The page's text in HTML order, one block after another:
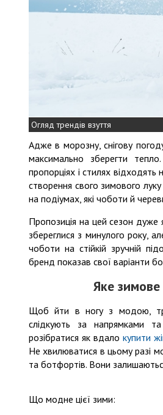
Огляд трендів взуття
Адже в морозну, снігову
максимально зберегти
пропорціях і стилях
створення свого зимового
на подіумах, які чоботи й
Пропозиція на цей сезон дуже
збереглися з минулого року,
чоботи на стійкій зручній
бренд показав свої варіанти
Яке зимове
Щоб йти в ногу з модою,
слідкують за напрямками
розібратися як вдало купити
Не хвилюватися в цьому разі
та ботфортів. Вони
Що модне цієї зими: